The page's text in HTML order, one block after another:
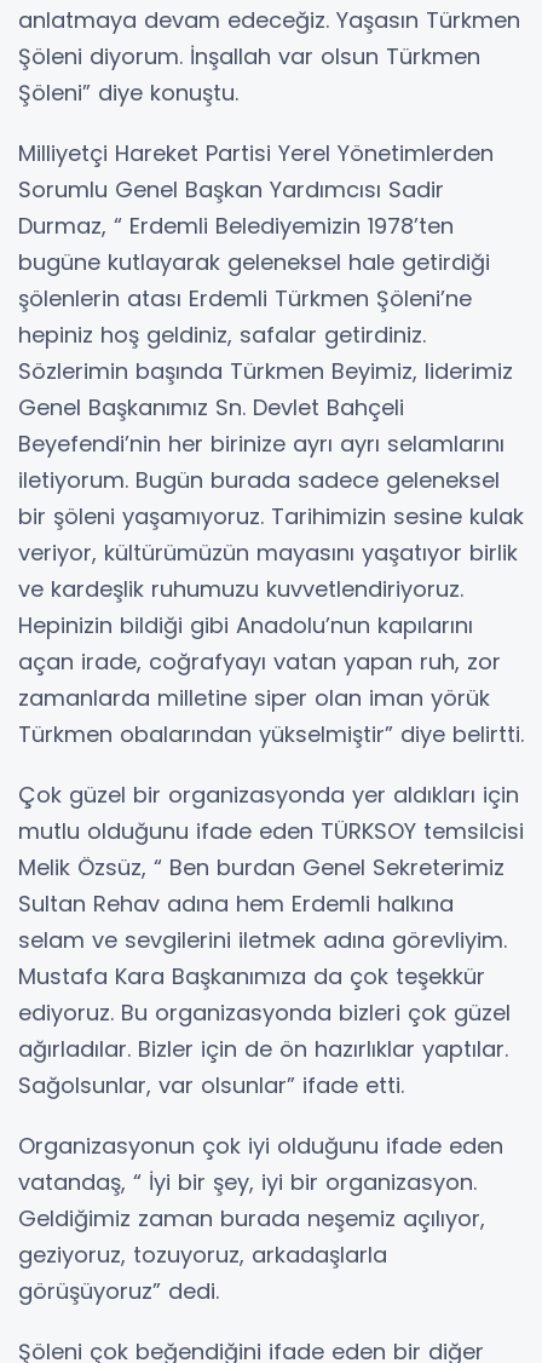
anlatmaya devam edeceğiz. Yaşasın Türkmen
Şöleni diyorum. İnşallah var olsun Türkmen
Şöleni” diye konuştu.
Milliyetçi Hareket Partisi Yerel Yönetimlerden
Sorumlu Genel Başkan Yardımcısı Sadir
Durmaz, “ Erdemli Belediyemizin 1978’ten
bugüne kutlayarak geleneksel hale getirdiği
şölenlerin atası Erdemli Türkmen Şöleni’ne
hepiniz hoş geldiniz, safalar getirdiniz.
Sözlerimin başında Türkmen Beyimiz, liderimiz
Genel Başkanımız Sn. Devlet Bahçeli
Beyefendi’nin her birinize ayrı ayrı selamlarını
iletiyorum. Bugün burada sadece geleneksel
bir şöleni yaşamıyoruz. Tarihimizin sesine kulak
veriyor, kültürümüzün mayasını yaşatıyor birlik
ve kardeşlik ruhumuzu kuvvetlendiriyoruz.
Hepinizin bildiği gibi Anadolu’nun kapılarını
açan irade, coğrafyayı vatan yapan ruh, zor
zamanlarda milletine siper olan iman yörük
Türkmen obalarından yükselmiştir” diye belirtti.
Çok güzel bir organizasyonda yer aldıkları için
mutlu olduğunu ifade eden TÜRKSOY temsilcisi
Melik Özsüz, “ Ben burdan Genel Sekreterimiz
Sultan Rehav adına hem Erdemli halkına
selam ve sevgilerini iletmek adına görevliyim.
Mustafa Kara Başkanımıza da çok teşekkür
ediyoruz. Bu organizasyonda bizleri çok güzel
ağırladılar. Bizler için de ön hazırlıklar yaptılar.
Sağolsunlar, var olsunlar” ifade etti.
Organizasyonun çok iyi olduğunu ifade eden
vatandaş, “ İyi bir şey, iyi bir organizasyon.
Geldiğimiz zaman burada neşemiz açılıyor,
geziyoruz, tozuyoruz, arkadaşlarla
görüşüyoruz” dedi.
Şöleni çok beğendiğini ifade eden bir diğer